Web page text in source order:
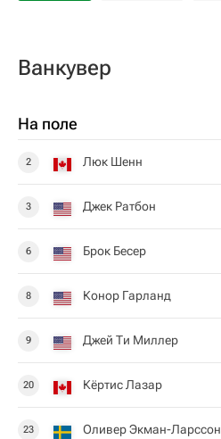
Ванкувер
На поле
2 Люк Шенн
3 Джек Ратбон
6 Брок Бесер
8 Конор Гарланд
9 Джей Ти Миллер
20 Кёртис Лазар
23 Оливер Экман-Ларссон